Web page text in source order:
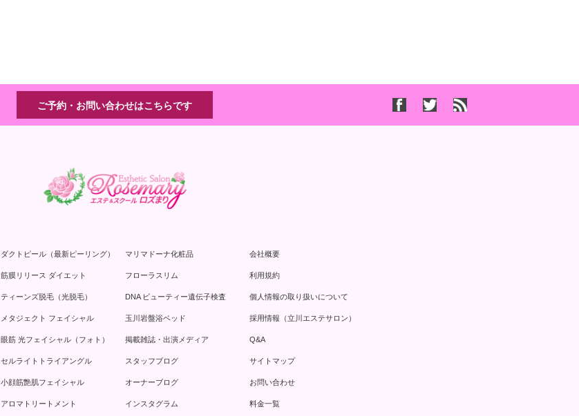
ご予約・お問い合わせはこちらです
ダクトピール（最新ピーリング）
筋膜リリース ダイエット
ティーンズ脱毛（光脱毛）
メタジェクト フェイシャル
眼筋 光フェイシャル（フォト）
セルライトトライアングル
小顔筋艶肌フェイシャル
アロマトリートメント
マリマドーナ化粧品
フローラスリム
DNA ビューティー遺伝子検査
玉川岩盤浴ベッド
掲載雑誌・出演メディア
スタッフブログ
オーナーブログ
インスタグラム
会社概要
利用規約
個人情報の取り扱いについて
採用情報（立川エステサロン）
Q&A
サイトマップ
お問い合わせ
料金一覧